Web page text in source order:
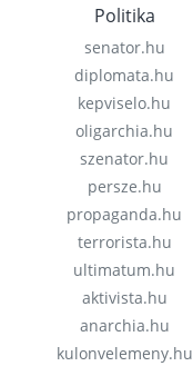
Politika
senator.hu
diplomata.hu
kepviselo.hu
oligarchia.hu
szenator.hu
persze.hu
propaganda.hu
terrorista.hu
ultimatum.hu
aktivista.hu
anarchia.hu
kulonvelemeny.hu